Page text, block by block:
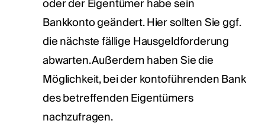
Bankkonto geändert. Hier sollten Sie ggf.
die nächste fällige Hausgeldforderung
abwarten. Außerdem haben Sie die
Möglichkeit, bei der kontoführenden Bank
des betreffenden Eigentümers
nachzufragen.